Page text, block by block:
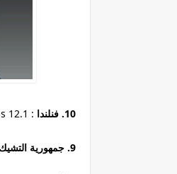
10. فنلندا : 12.1 Mbps في الثانية بزيادة 33٪ مقارنة بالعام السابق .
9. جمهورية التشيك